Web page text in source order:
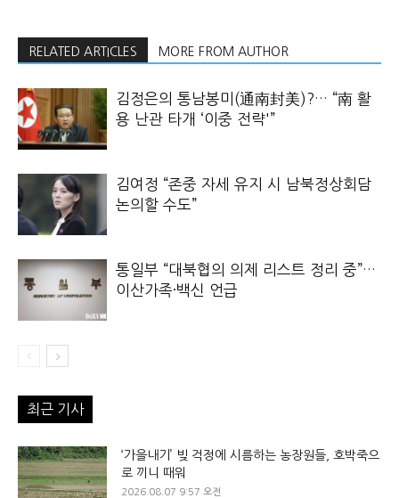
RELATED ARTICLES MORE FROM AUTHOR
김정은의 통남봉미(通南封美)?… “南 활
용 난관 타개 ‘이중 전략'”
김여정 “존중 자세 유지 시 남북정상회담
논의할 수도”
통일부 “대북협의 의제 리스트 정리 중”…
이산가족·백신 언급
최근 기사
‘가을내기’ 빚 걱정에 시름하는 농장원들, 호박죽으
로 끼니 때워
2026.08.07 9:57 오전